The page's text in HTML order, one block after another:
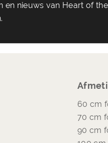
en nieuws van Heart of
60 cm
70 cm
90 cm